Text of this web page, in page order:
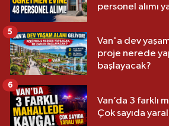
personel alımı
Van'a dev
proje nerede
başlayacak?
5
Van’da 3 farklı
Çok sayıda
6